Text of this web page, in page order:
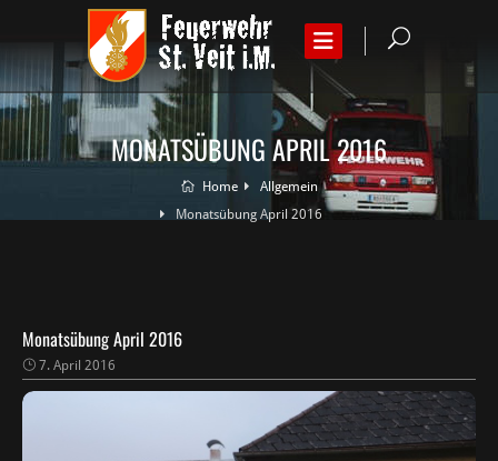
MONATSÜBUNG APRIL 2016
Home
Allgemein
Monatsübung April 2016
Monatsübung April 2016
7. April 2016